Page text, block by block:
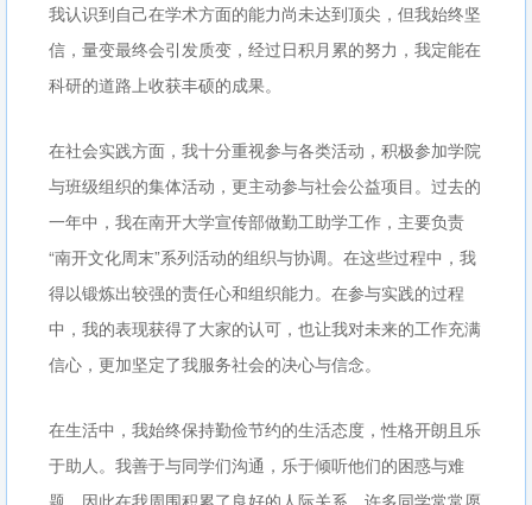
我认识到自己在学术方面的能力尚未达到顶尖，但我始终坚
信，量变最终会引发质变，经过日积月累的努力，我定能在
科研的道路上收获丰硕的成果。
在社会实践方面，我十分重视参与各类活动，积极参加学院
与班级组织的集体活动，更主动参与社会公益项目。过去的
一年中，我在南开大学宣传部做勤工助学工作，主要负责
“南开文化周末”系列活动的组织与协调。在这些过程中，我
得以锻炼出较强的责任心和组织能力。在参与实践的过程
中，我的表现获得了大家的认可，也让我对未来的工作充满
信心，更加坚定了我服务社会的决心与信念。
在生活中，我始终保持勤俭节约的生活态度，性格开朗且乐
于助人。我善于与同学们沟通，乐于倾听他们的困惑与难
题，因此在我周围积累了良好的人际关系。许多同学常常愿